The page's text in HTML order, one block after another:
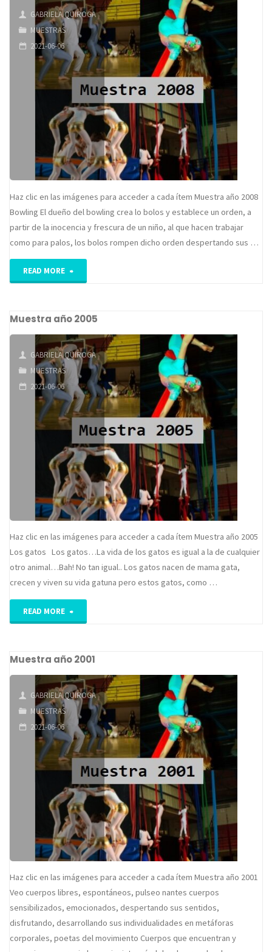
GABRIELA QUIROGA
MUESTRAS
2021-06-06
Haz clic en las imágenes para acceder a cada ítem Muestra año 2008
Bowling El dueño del bowling crea lo bolos y establece un orden, a
partir de la inocencia y frescura de un niño, al que hacen trabajar
como para palos, los bolos rompen dicho orden despertando sus …
READ MORE "Muestra
2008"
Muestra año 2005
GABRIELA QUIROGA
MUESTRAS
2021-06-06
Haz clic en las imágenes para acceder a cada ítem Muestra año 2005
Los gatos Los gatos…La vida de los gatos es igual a la de cualquier
otro animal…Bah! No tan igual.. Los gatos nacen de mama gata,
crecen y viven su vida gatuna pero estos gatos, como …
READ MORE "Muestra
2005"
Muestra año 2001
GABRIELA QUIROGA
MUESTRAS
2021-06-06
Haz clic en las imágenes para acceder a cada ítem Muestra año 2001
Veo cuerpos libres, espontáneos, pulseo nantes cuerpos
sensibilizados, emocionados, despertando sus sentidos,
disfrutando, desarrollando sus individualidades en metáforas
corporales, poetas del movimiento Cuerpos que encuentran y